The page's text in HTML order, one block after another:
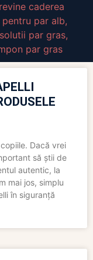
caderea
par alb,
solutii par gras,
par gras
Dacă vrei
să știi de
autentic, la
mai jos, simplu
în siguranță